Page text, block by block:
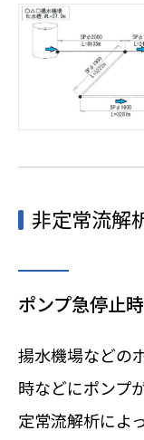
非定常流解
ポンプ急停止
揚水機場などの
時などにポンプ
定常流解析によ